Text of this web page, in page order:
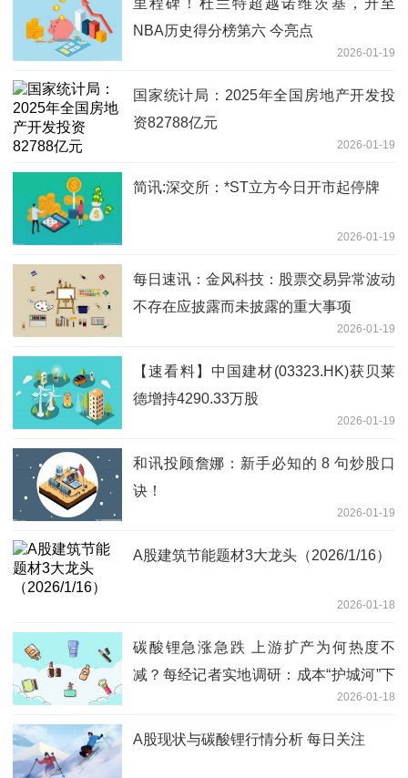
里程碑！杜兰特超越诺维茨基，升至
NBA历史得分榜第六 今亮点
2026-01-19
国家统计局：2025年全国房地产开发投
资82788亿元
2026-01-19
简讯:深交所：*ST立方今日开市起停牌
2026-01-19
每日速讯：金风科技：股票交易异常波动
不存在应披露而未披露的重大事项
2026-01-19
【速看料】中国建材(03323.HK)获贝莱
德增持4290.33万股
2026-01-19
和讯投顾詹娜：新手必知的 8 句炒股口
诀！
2026-01-19
A股建筑节能题材3大龙头（2026/1/16）
2026-01-18
碳酸锂急涨急跌 上游扩产为何热度不
减？每经记者实地调研：成本“护城河”下
满产有信心 普遍预期2026年产销趋于平
衡 焦点速讯
2026-01-18
A股现状与碳酸锂行情分析 每日关注